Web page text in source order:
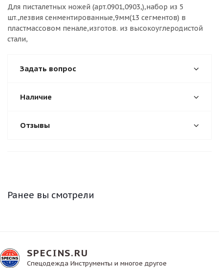
Для писталетных ножей (арт.0901,0903,),набор из 5
шт.,лезвия сенментированные,9мм(13 сегментов) в
пластмассовом пенале,изготов. из высокоуглеродистой
стали,
Задать вопрос
Наличие
Отзывы
Ранее вы смотрели
SPECINS.RU
Спецодежда Инструменты и многое другое